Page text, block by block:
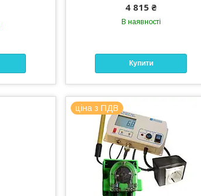
4 815 ₴
В наявності
Купити
ціна з ПДВ